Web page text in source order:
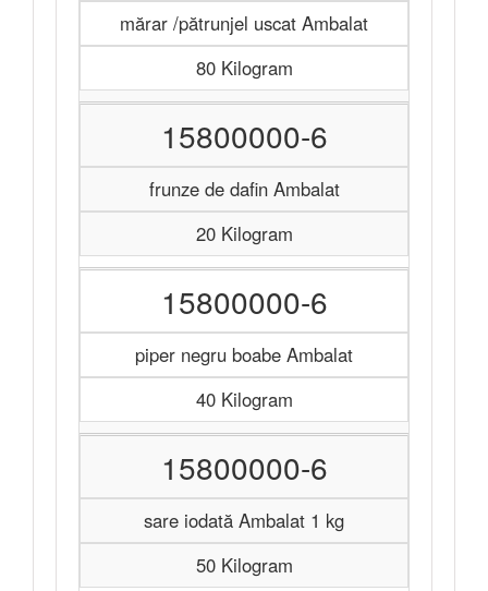
mărar /pătrunjel uscat Ambalat
80 Kilogram
15800000-6
frunze de dafin Ambalat
20 Kilogram
15800000-6
piper negru boabe Ambalat
40 Kilogram
15800000-6
sare iodată Ambalat 1 kg
50 Kilogram